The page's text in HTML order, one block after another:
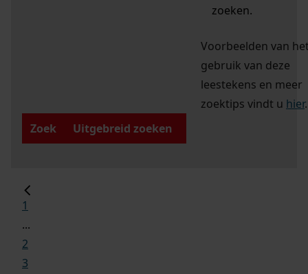
zoeken.
Voorbeelden van
gebruik van deze
leestekens en meer
zoektips vindt u hier.
Zoek
Uitgebreid zoeken
1
...
2
3